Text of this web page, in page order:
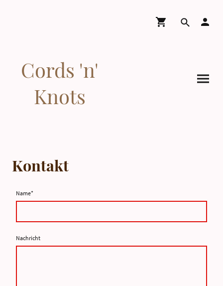
Cords 'n'
Knots
Kontakt
Name*
Nachricht